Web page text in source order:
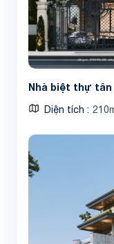
Nhà biệt thự tân
Diện tích